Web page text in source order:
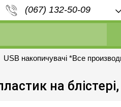
(067) 132-50-09
USB накопичувачі *Все
на